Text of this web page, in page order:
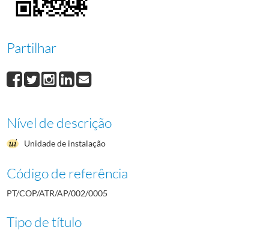
0009Revista Técnica de Educação Física do ISEG, Boletim INEF, Fundo de
(...)
Partilhar
Nível de descrição
Unidade de instalação
Código de referência
PT/COP/ATR/AP/002/0005
Tipo de título